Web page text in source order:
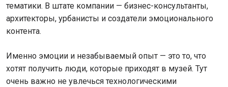
тематики. В штате компании — бизнес-консультанты,
архитекторы, урбанисты и создатели эмоционального
контента.
Именно эмоции и незабываемый опыт — это то, что
хотят получить люди, которые приходят в музей. Тут
очень важно не увлечься технологическими